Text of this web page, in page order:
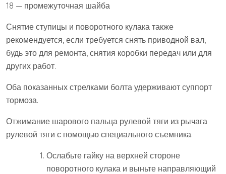
18 — промежуточная шайба
Снятие ступицы и поворотного кулака также
рекомендуется, если требуется снять приводной вал,
будь это для ремонта, снятия коробки передач или для
других работ.
Оба показанных стрелками болта удерживают суппорт
тормоза.
Отжимание шарового пальца рулевой тяги из рычага
рулевой тяги с помощью специального съемника.
Ослабьте гайку на верхней стороне
поворотного кулака и выньте направляющий